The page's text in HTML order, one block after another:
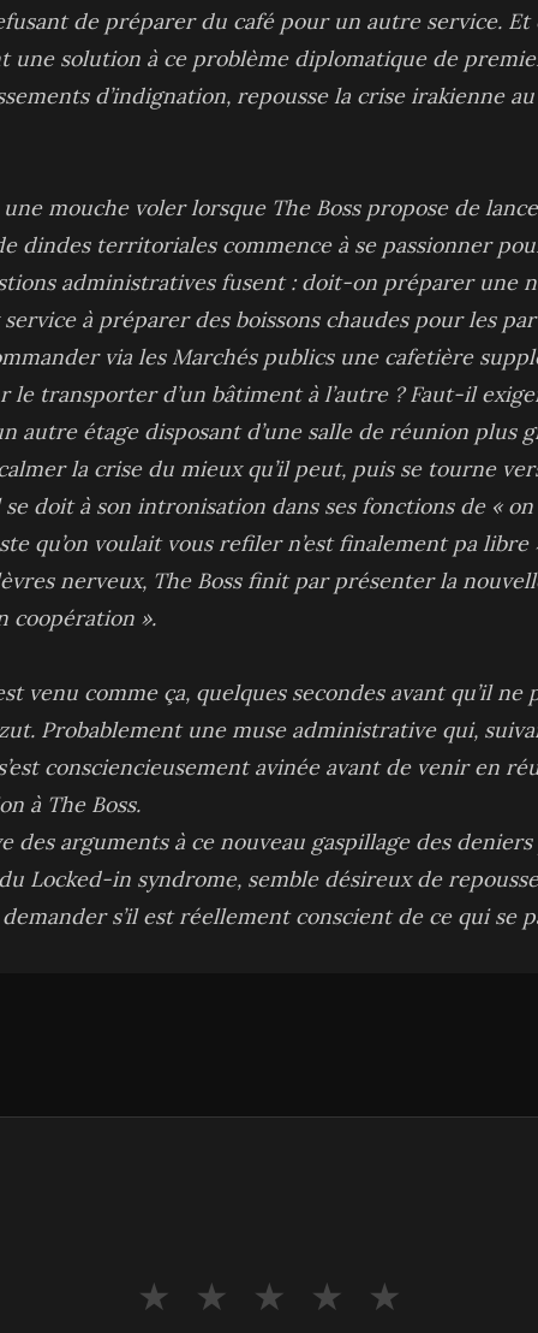
de préparer du café pour un autre service. Et
une solution à ce problème diplomatique de
d’indignation, repousse la crise irakienne
une mouche voler lorsque The Boss propose de
dindes territoriales commence à se passionner
administratives fusent : doit-on préparer une
service à préparer des boissons chaudes pour les
via les Marchés publics une cafetière
le transporter d’un bâtiment à l’autre ? Faut-il
autre étage disposant d’une salle de réunion plus
la crise du mieux qu’il peut, puis se tourne
doit à son intronisation dans ses fonctions de «
qu’on voulait vous refiler n’est finalement pa libre
nerveux, The Boss finit par présenter la
coopération ».
venu comme ça, quelques secondes avant qu’il ne
Probablement une muse administrative qui,
consciencieusement avinée avant de venir en
à The Boss.
des arguments à ce nouveau gaspillage des
Locked-in syndrome, semble désireux de
demander s’il est réellement conscient de ce qui se
★ ★ ★ ★ ★